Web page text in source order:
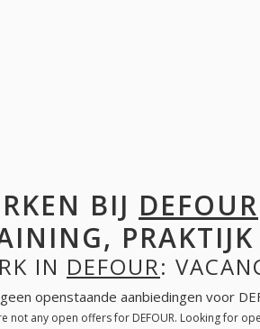
BIJ DEFOUR
PRAKTIJK
IN DEFOUR:
openstaande aanbiedingen voor
not any open offers for DEFOUR. Looking for